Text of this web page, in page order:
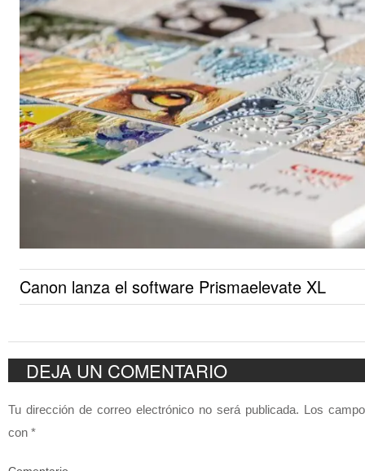
Canon lanza el software Prismaelevate XL
DEJA UN COMENTARIO
Tu dirección de correo electrónico no será publicada. Los
con *